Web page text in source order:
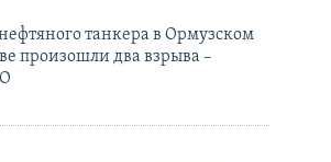
танкера в Ормузском
произошли два взрыва –